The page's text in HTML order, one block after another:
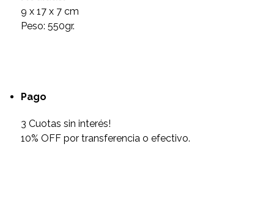
9 x 17 x 7 cm
Peso: 550gr.
Pago
3 Cuotas sin interés!
10% OFF por transferencia o efectivo.